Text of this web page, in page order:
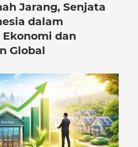
Jarang, Senjata
dalam
dan
Global